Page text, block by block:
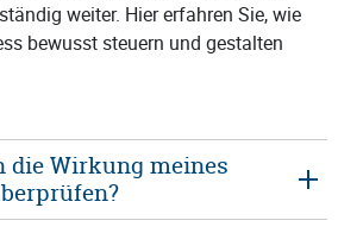
weiter. Hier erfahren Sie, wie
bewusst steuern und gestalten
die Wirkung meines